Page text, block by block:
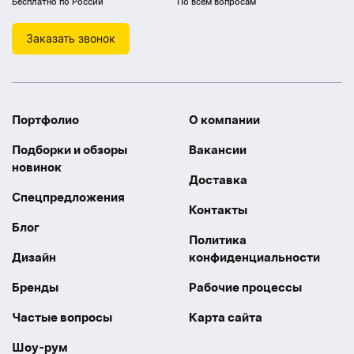
Заказать звонок
Портфолио
Подборки и обзоры
новинок
Спецпредложения
Блог
Дизайн
Бренды
Частые вопросы
Шоу-рум
О компании
Вакансии
Доставка
Контакты
Политика
конфиденциальности
Рабочие процессы
Карта сайта